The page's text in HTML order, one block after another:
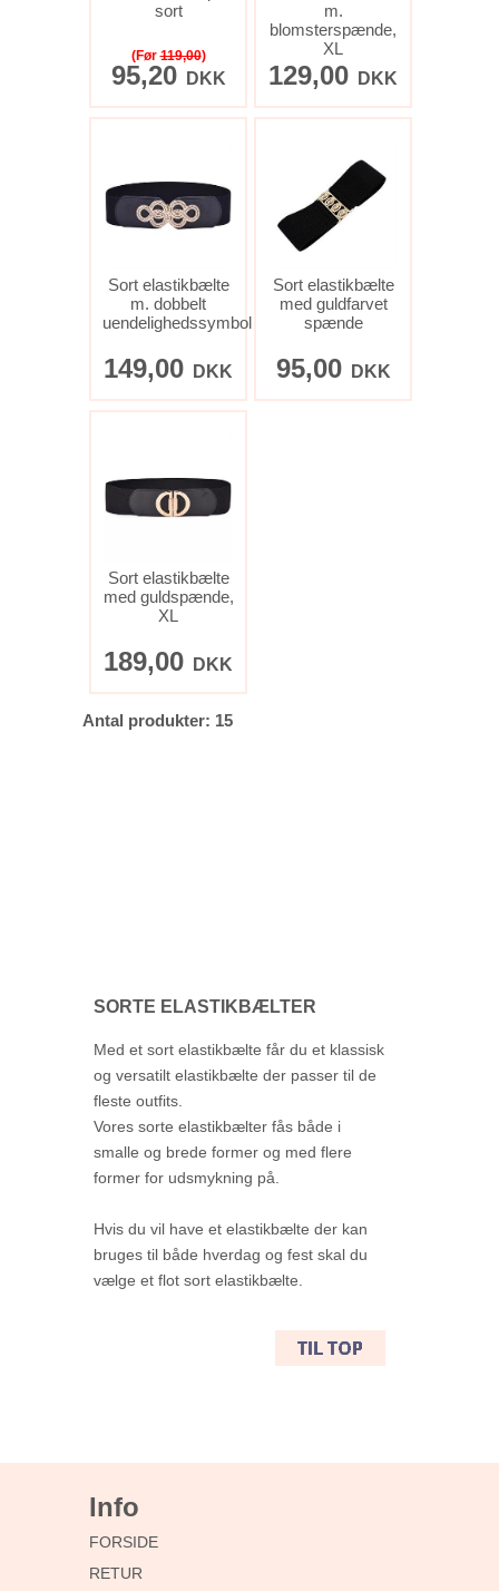
sort
(Før119,00)
95,20DKK
m.
blomsterspænde,
XL
129,00 DKK
Sort elastikbælte
m. dobbelt
uendelighedssymbol
149,00 DKK
Sort elastikbælte
med guldfarvet
spænde
95,00DKK
Sort elastikbælte
med guldspænde,
XL
189,00 DKK
Antal produkter: 15
SORTE ELASTIKBÆLTER
Med et sort elastikbælte får du et klassisk
og versatilt elastikbælte der passer til de
fleste outfits.
Vores sorte elastikbælter fås både i
smalle og brede former og med flere
former for udsmykning på.
Hvis du vil have et elastikbælte der kan
bruges til både hverdag og fest skal du
vælge et flot sort elastikbælte.
Info
FORSIDE
RETUR